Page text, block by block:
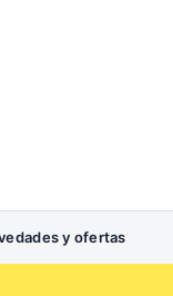
y ofertas